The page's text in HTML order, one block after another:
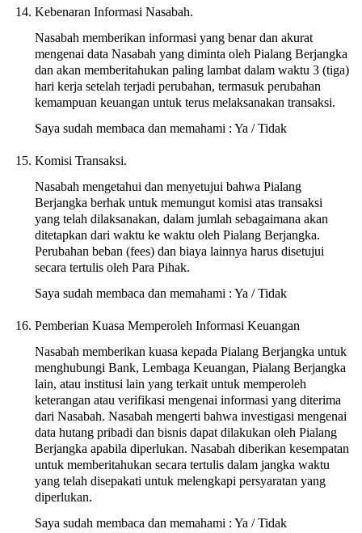
Kebenaran Informasi Nasabah.
Nasabah memberikan informasi yang benar dan akurat
mengenai data Nasabah yang diminta oleh Pialang Berjangka
dan akan memberitahukan paling lambat dalam waktu 3 (tiga)
hari kerja setelah terjadi perubahan, termasuk perubahan
kemampuan keuangan untuk terus melaksanakan transaksi.
Saya sudah membaca dan memahami : Ya / Tidak
Komisi Transaksi.
Nasabah mengetahui dan menyetujui bahwa Pialang
Berjangka berhak untuk memungut komisi atas transaksi
yang telah dilaksanakan, dalam jumlah sebagaimana akan
ditetapkan dari waktu ke waktu oleh Pialang Berjangka.
Perubahan beban (fees) dan biaya lainnya harus disetujui
secara tertulis oleh Para Pihak.
Saya sudah membaca dan memahami : Ya / Tidak
Pemberian Kuasa Memperoleh Informasi Keuangan
Nasabah memberikan kuasa kepada Pialang Berjangka untuk
menghubungi Bank, Lembaga Keuangan, Pialang Berjangka
lain, atau institusi lain yang terkait untuk memperoleh
keterangan atau verifikasi mengenai informasi yang diterima
dari Nasabah. Nasabah mengerti bahwa investigasi mengenai
data hutang pribadi dan bisnis dapat dilakukan oleh Pialang
Berjangka apabila diperlukan. Nasabah diberikan kesempatan
untuk memberitahukan secara tertulis dalam jangka waktu
yang telah disepakati untuk melengkapi persyaratan yang
diperlukan.
Saya sudah membaca dan memahami : Ya / Tidak